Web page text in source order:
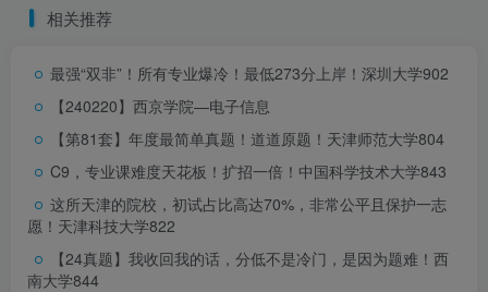
相关推荐
最强“双非”！所有专业爆冷！最低273分上岸！ 深圳大学902
【240220】西京学院—电子信息
【第81套】年度最简单真题！道道原题！ 天津师范大学804
C9，专业课难度天花板！扩招一倍！ 中国科学技术大学843
这所天津的院校，初试占比高达70%，非常公平且保护一志
愿！ 天津科技大学822
【24真题】我收回我的话，分低不是冷门，是因为题难！ 西
南大学844